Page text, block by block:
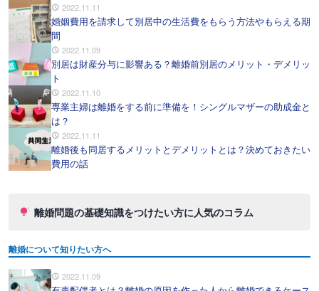
2022.11.11
婚姻費用を請求して別居中の生活費をもらう方法やもらえる期
間
2022.11.09
別居は財産分与に影響ある？離婚前別居のメリット・デメリッ
ト
2022.11.10
専業主婦は離婚をする前に準備を！シングルマザーの助成金と
は？
2022.11.11
離婚後も同居するメリットとデメリットとは？決めておきたい
費用の話
離婚問題の基礎知識をつけたい方に人気のコラム
離婚について知りたい方へ
2022.11.09